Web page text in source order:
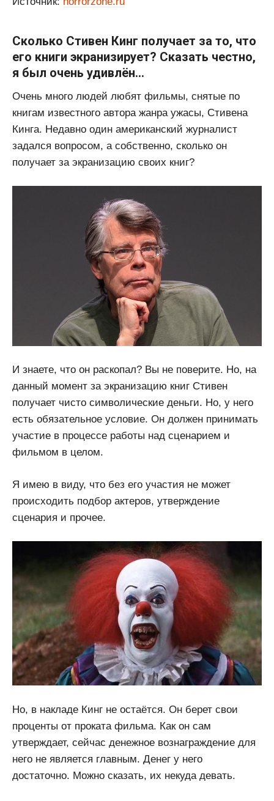
Сколько Стивен Кинг получает за то, что
его книги экранизирует? Сказать честно,
я был очень удивлён…
Очень много людей любят фильмы, снятые по
книгам известного автора жанра ужасы, Стивена
Кинга. Недавно один американский журналист
задался вопросом, а собственно, сколько он
получает за экранизацию своих книг?
И знаете, что он раскопал? Вы не поверите. Но, на
данный момент за экранизацию книг Стивен
получает чисто символические деньги. Но, у него
есть обязательное условие. Он должен принимать
участие в процессе работы над сценарием и
фильмом в целом.
Я имею в виду, что без его участия не может
происходить подбор актеров, утверждение
сценария и прочее.
Но, в накладе Кинг не остаётся. Он берет свои
проценты от проката фильма. Как он сам
утверждает, сейчас денежное вознаграждение для
него не является главным. Денег у него
достаточно. Можно сказать, их некуда девать.